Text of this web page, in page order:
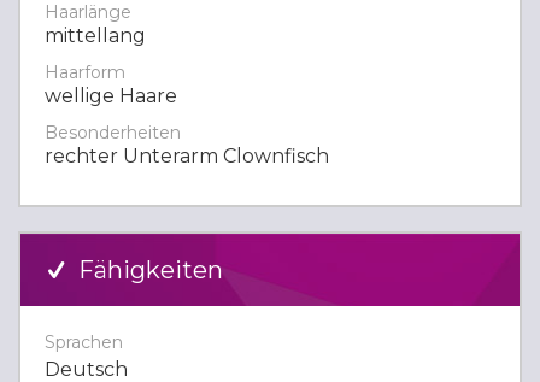
Haarlänge
mittellang
Haarform
wellige Haare
Besonderheiten
rechter Unterarm Clownfisch
Fähigkeiten
Sprachen
Deutsch